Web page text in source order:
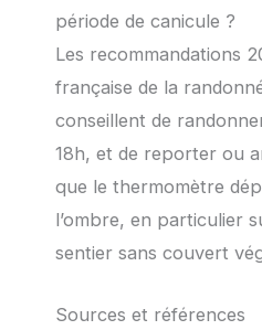
période de canicule ?
Les recommandations
française de la
conseillent de
18h, et de reporter ou
que le thermomètre
l’ombre, en particulier
sentier sans couvert
Sources et références